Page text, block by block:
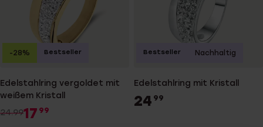
Edelstahlring vergoldet mit
weißem Kristall
24.9917 99
-28% Bestseller
Edelstahlring mit Kristall
24 99
Bestseller Nachhaltig